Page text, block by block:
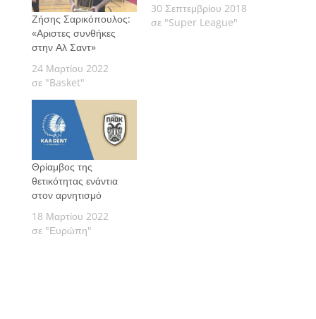
Ζήσης Σαρικόπουλος:
«Αριστες συνθήκες
στην Αλ Σαντ»
24 Μαρτίου 2022
σε "Basket"
30 Σεπτεμβρίου 2018
σε "Super League"
Θρίαμβος της
θετικότητας ενάντια
στον αρνητισμό
18 Μαρτίου 2022
σε "Ευρώπη"